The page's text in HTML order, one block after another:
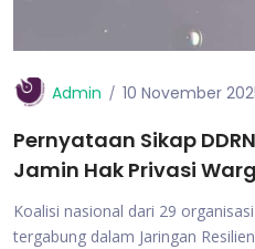
Admin 10 November
Pernyataan Sikap
Jamin Hak Privasi
Koalisi nasional dari 29
tergabung dalam Jaringan